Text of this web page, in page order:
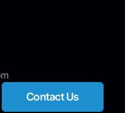
Contact Us